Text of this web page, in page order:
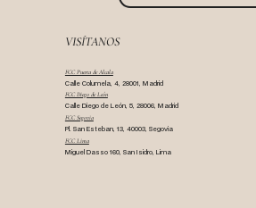
VISÍTANOS
FCC Puerta de Alcala
Calle Columela, 4, 28001, Madrid
FCC Diego de León
Calle Diego de León, 5, 28006, Madrid
FCC Segovia
Pl. San Esteban, 13, 40003, Segovia
FCC Lima
Miguel Dasso 160, San Isidro, Lima